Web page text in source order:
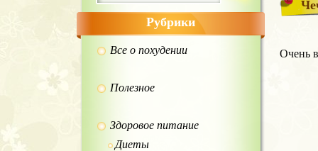
Рубрики
Все о похудении
Полезное
Здоровое питание
Диеты
Очень